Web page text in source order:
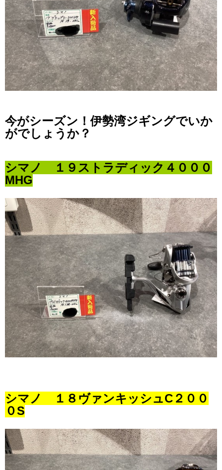
今がシーズン！伊勢湾ジギングでいか
がでしょうか？
シマノ １９ストラディック４０００
MHG
シマノ １８ヴァンキッシュC２００
０S